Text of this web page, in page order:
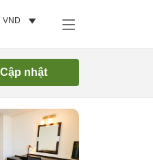
VND
Cập nhật
trống